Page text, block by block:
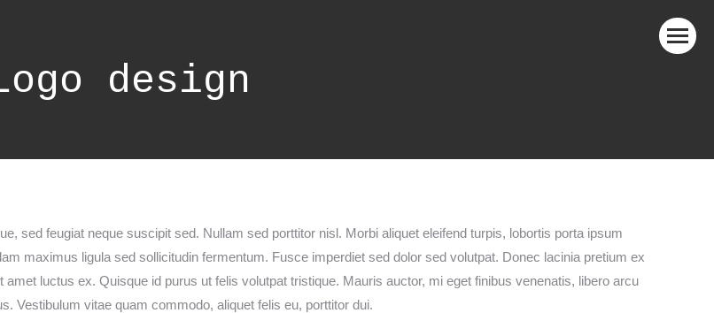
design
sed feugiat neque suscipit sed. Nullam sed porttitor nisl. Morbi aliquet eleifend turpis, lobortis porta ipsum
maximus ligula sed sollicitudin fermentum. Fusce imperdiet sed dolor sed volutpat. Donec lacinia pretium ex
luctus ex. Quisque id purus ut felis volutpat tristique. Mauris auctor, mi eget finibus venenatis, libero arcu
Vestibulum vitae quam commodo, aliquet felis eu, porttitor dui.